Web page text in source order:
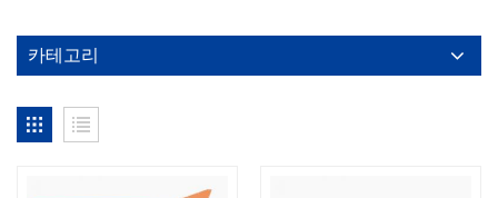
카테고리